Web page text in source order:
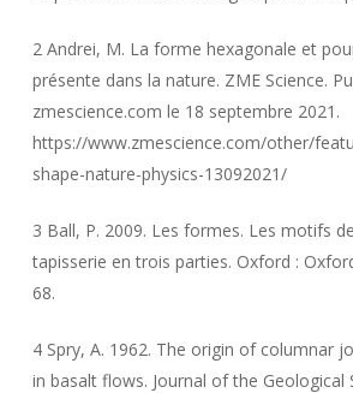
2 Andrei, M. La forme hexagonale et
présente dans la nature. ZME Science.
zmescience.com le 18 septembre 2021.
https://www.zmescience.com/other/
shape-nature-physics-13092021/
3 Ball, P. 2009. Les formes. Les motifs
tapisserie en trois parties. Oxford :
68.
4 Spry, A. 1962. The origin of columnar
in basalt flows. Journal of the Geological